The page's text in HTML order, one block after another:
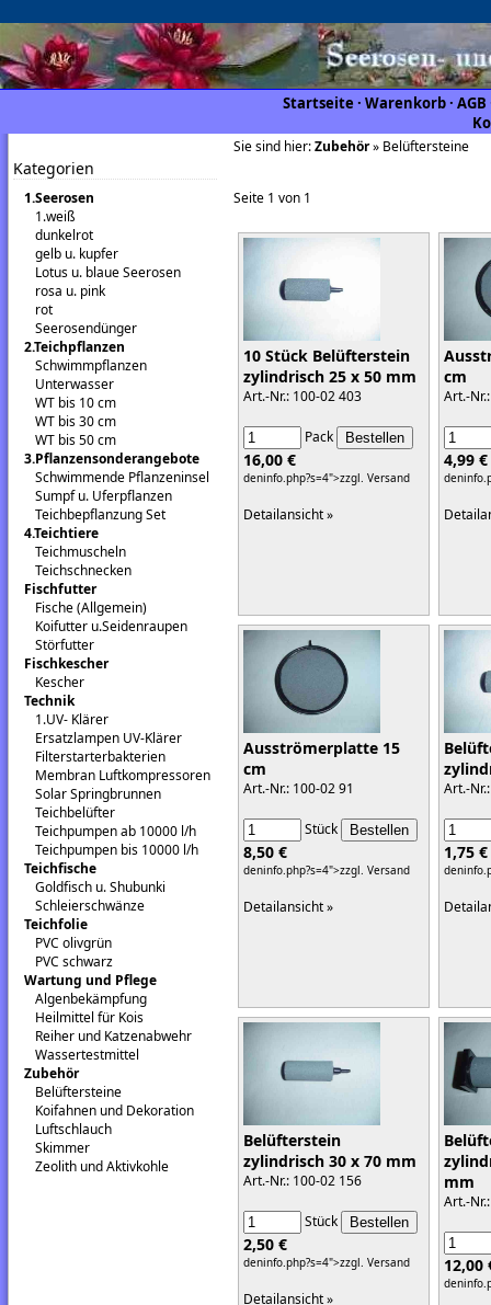
Startseite·Warenkorb·AGB
Kategorien
1.Seerosen
1.weiß
dunkelrot
gelb u. kupfer
Lotus u. blaue Seerosen
rosa u. pink
rot
Seerosendünger
2.Teichpflanzen
Schwimmpflanzen
Unterwasser
WT bis 10 cm
WT bis 30 cm
WT bis 50 cm
3.Pflanzensonderangebote
Schwimmende Pflanzeninsel
Sumpf u. Uferpflanzen
Teichbepflanzung Set
4.Teichtiere
Teichmuscheln
Teichschnecken
Fischfutter
Fische (Allgemein)
Koifutter u.Seidenraupen
Störfutter
Fischkescher
Kescher
Technik
1.UV- Klärer
Ersatzlampen UV-Klärer
Filterstarterbakterien
Membran Luftkompressoren
Solar Springbrunnen
Teichbelüfter
Teichpumpen ab 10000 l/h
Teichpumpen bis 10000 l/h
Teichfische
Goldfisch u. Shubunki
Schleierschwänze
Teichfolie
PVC olivgrün
PVC schwarz
Wartung und Pflege
Algenbekämpfung
Heilmittel für Kois
Reiher und Katzenabwehr
Wassertestmittel
Zubehör
Belüftersteine
Koifahnen und Dekoration
Luftschlauch
Skimmer
Zeolith und Aktivkohle
Sie sind hier:Zubehör» Belüftersteine
Seite 1 von 1
10 Stück Belüfterstein
zylindrisch 25 x 50 mm
Art.-Nr.: 100-02 403
Pack
16,00 €
deninfo.php?s=4">zzgl. Versand
Detailansicht »
cm
Art.-
4,99 €
Ausströmerplatte 15
cm
Art.-Nr.: 100-02 91
Stück
8,50 €
deninfo.php?s=4">zzgl. Versand
Detailansicht »
Art.-
1,75 €
Belüfterstein
zylindrisch 30 x 70 mm
Art.-Nr.: 100-02 156
Stück
2,50 €
deninfo.php?s=4">zzgl. Versand
Detailansicht »
mm
Art.-
12,00